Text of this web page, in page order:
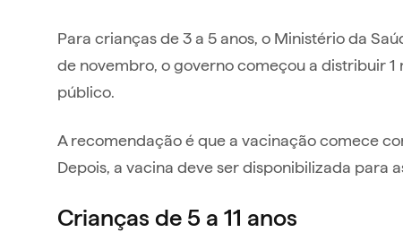
Para crianças de 3 a 5 anos, o Ministério da
de novembro, o governo começou a distribuir
público.
A recomendação é que a vacinação comece
Depois, a vacina deve ser disponibilizada para
Crianças de 5 a 11 anos